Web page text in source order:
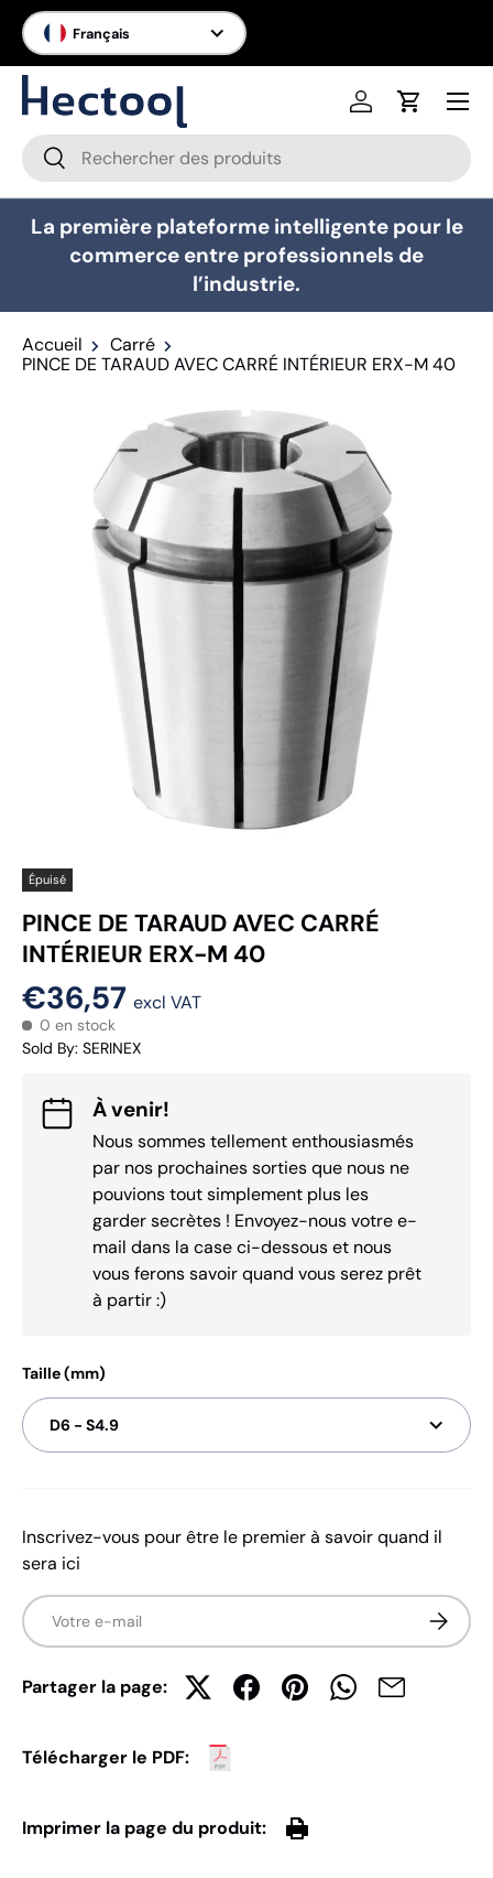
Aller au contenu
Langue
Français
Recherche
Rechercher
Se connecter
Panier
Menu
La première plateforme intelligente pour le
commerce entre professionnels de
l’industrie.
Accueil
Carré
PINCE DE TARAUD AVEC CARRÉ INTÉRIEUR ERX-M 40
Épuisé
PINCE DE TARAUD AVEC CARRÉ
INTÉRIEUR ERX-M 40
€36,57 excl VAT
0 en stock
Sold By: SERINEX
À venir!
Nous sommes tellement enthousiasmés
par nos prochaines sorties que nous ne
pouvions tout simplement plus les
garder secrètes ! Envoyez-nous votre e-
mail dans la case ci-dessous et nous
vous ferons savoir quand vous serez prêt
à partir :)
Taille (mm)
D6 - S4.9
Inscrivez-vous pour être le premier à savoir quand il
sera ici
E-mail
Partager la page:
Télécharger le PDF:
Imprimer la page du produit: